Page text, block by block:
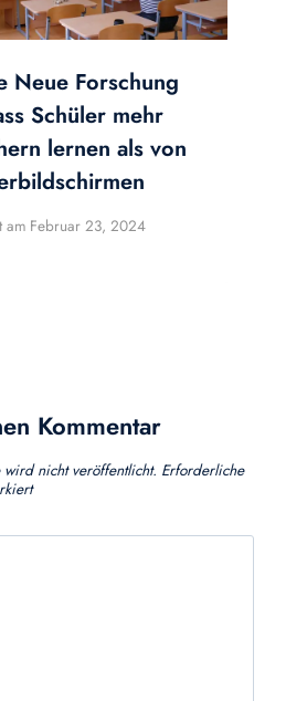
Neue Forschung
Schüler mehr
lernen als von
am Februar 23, 2024
Kommentar
wird nicht veröffentlicht. Erforderliche